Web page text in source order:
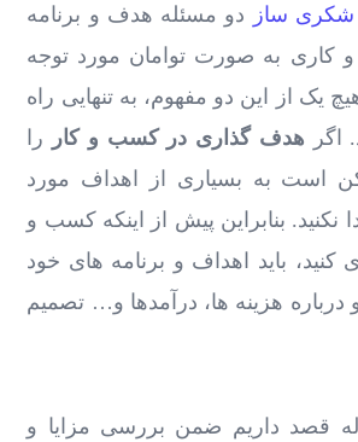
شکری ساز
دو مسئله هدف و برنامه
کاری به صورت توامان مورد توجه
یک از این دو مفهوم، به تنهایی راه
اگر هدف گذاری در کسب و کار
را
است به بسیاری از اهداف مورد
بنابراین پیش از اینکه کسب و
کنید، باید اهداف و برنامه های خود
هزینه ها، درآمدها و… تصمیم
قصد داریم ضمن بررسی مزایا و